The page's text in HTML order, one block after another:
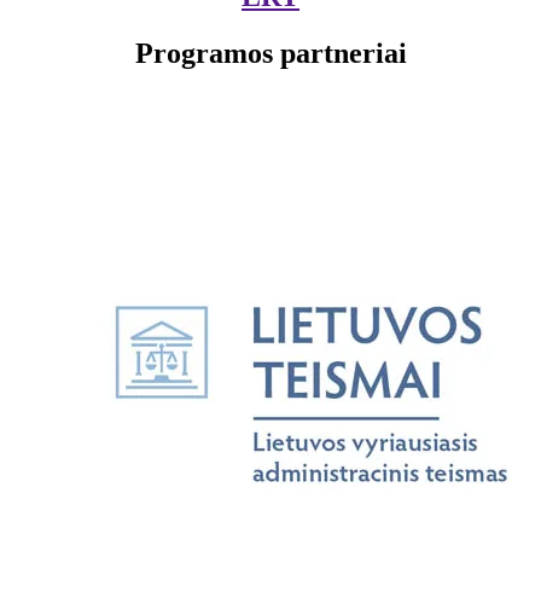
Programos partneriai